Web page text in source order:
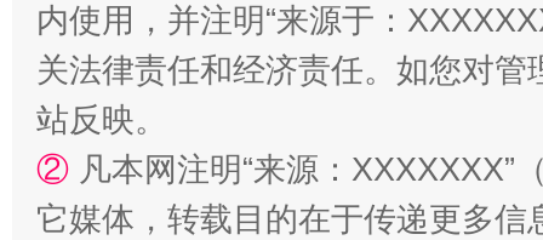
漫山遍野的桃花与雪山、麦地、白藏房
内使用，并注明“来源于：
关法律责任和经济责任。如您对
站反映。
② 凡本网注明“来源：
它媒体，转载目的在于传递更多